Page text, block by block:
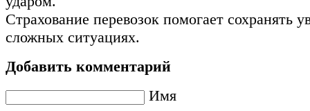
Страхование перевозок помогает сохранять
сложных ситуациях.
Добавить комментарий
Имя